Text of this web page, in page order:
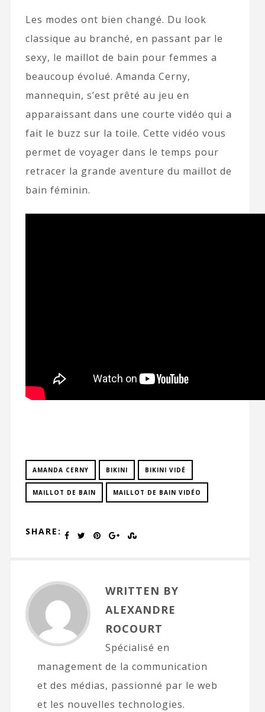
Les modes ont bien changé. Du look
classique au branché, en passant par le
sexy, le maillot de bain pour femmes a
beaucoup évolué. Amanda Cerny,
mannequin, s’est prêté au jeu en
apparaissant dans une courte vidéo qui a
fait le buzz sur la toile. Cette vidéo vous
permet de voyager dans le temps pour
retracer la grande aventure du maillot de
bain féminin.
AMANDA CERNY BIKINI BIKINI VIDÉ
MAILLOT DE BAIN MAILLOT DE BAIN VIDÉO
SHARE:
WRITTEN BY
ALEXANDRE
ROCOURT
Spécialisé en
management de la communication
et des médias, passionné par le web
et les nouvelles technologies.